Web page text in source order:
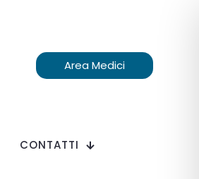
Area Medici
CONTATTI